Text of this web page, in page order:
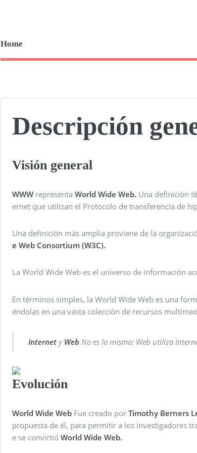
Home
Descripción
Visión general
WWW representaWorld Wide Web. Una definición
ernet que utilizan el Protocolo de transferencia de
Una definición más amplia proviene de la
e Web Consortium (W3C).
La World Wide Web es el universo de información
En términos simples, la World Wide Web es una
éndolas en una vasta colección de recursos
Internet y Web No es lo mismo: Web utiliza
Evolución
World Wide Web Fue creado porTimothy Berners
propuesta de él, para permitir a los investigadores
e se convirtióWorld Wide Web.